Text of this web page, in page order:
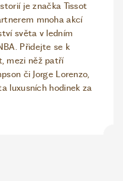
je značka Tissot
mnoha akcí
světa v ledním
Přidejte se k
mezi něž patří
či Jorge Lorenzo,
luxusních hodinek za